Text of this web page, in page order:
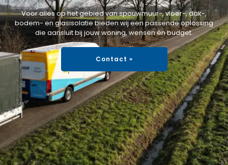
Voor alles op het gebied van spouwmuur-, vloer-, dak-,
bodem- en glasisolatie bieden wij een passende oplossing
die aansluit bij jouw woning, wensen én budget.
Contact »